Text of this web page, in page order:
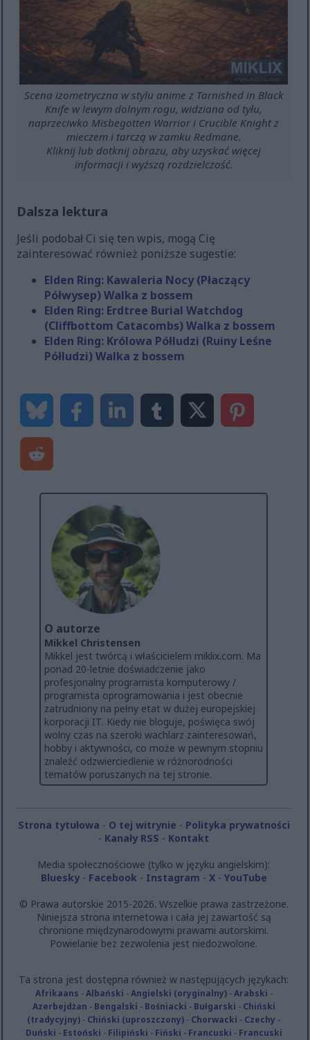
Scena izometryczna w stylu anime z Tarnished in Black
Knife w lewym dolnym rogu, widziana od tyłu,
naprzeciwko Misbegotten Warrior i Crucible Knight z
mieczem i tarczą w zamku Redmane.
Kliknij lub dotknij obrazu, aby uzyskać więcej
informacji i wyższą rozdzielczość.
Dalsza lektura
Jeśli podobał Ci się ten wpis, mogą Cię
zainteresować również poniższe sugestie:
Elden Ring: Kawaleria Nocy (Płaczący
Półwysep) Walka z bossem
Elden Ring: Erdtree Burial Watchdog
(Cliffbottom Catacombs) Walka z bossem
Elden Ring: Królowa Półludzi (Ruiny Leśne
Półludzi) Walka z bossem
O autorze
Mikkel Christensen
Mikkel jest twórcą i właścicielem miklix.com. Ma
ponad 20-letnie doświadczenie jako
profesjonalny programista komputerowy /
programista oprogramowania i jest obecnie
zatrudniony na pełny etat w dużej europejskiej
korporacji IT. Kiedy nie bloguje, poświęca swój
wolny czas na szeroki wachlarz zainteresowań,
hobby i aktywności, co może w pewnym stopniu
znaleźć odzwierciedlenie w różnorodności
tematów poruszanych na tej stronie.
Strona tytułowa - O tej witrynie - Polityka prywatności
- Kanały RSS - Kontakt
Media społecznościowe (tylko w języku angielskim):
Bluesky- Facebook - Instagram - X- YouTube
© Prawa autorskie 2015-2026. Wszelkie prawa zastrzeżone.
Niniejsza strona internetowa i cała jej zawartość są
chronione międzynarodowymi prawami autorskimi.
Powielanie bez zezwolenia jest niedozwolone.
Ta strona jest dostępna również w następujących językach:
Afrikaans -Albański -Angielski (oryginalny)-Arabski -
Azerbejdżan - Bengalski - Bośniacki - Bułgarski - Chiński
(tradycyjny) - Chiński (uproszczony) - Chorwacki - Czechy -
Duński - Estoński - Filipiński - Fiński - Francuski - Francuski